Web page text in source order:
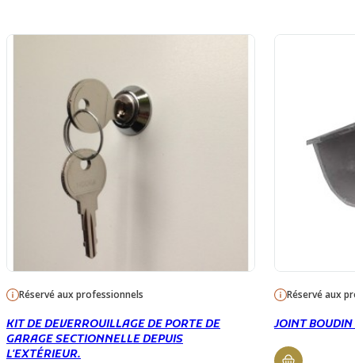
Réservé aux professionnels
KIT DE DEVERROUILLAGE DE PORTE DE
GARAGE SECTIONNELLE DEPUIS
L'EXTÉRIEUR.
Réservé aux
JOINT